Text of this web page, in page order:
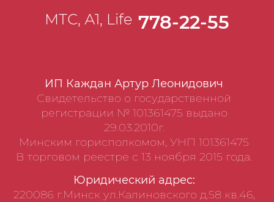
ИП Каждан Артур Леонидович
Свидетельство о государственной
регистрации № 101361475 выдано
29.03.2010г.
Минским горисполкомом, УНП 101361475
В торговом реестре с 13 ноября 2015 года.
Юридический адрес:
220086 г.Минск ул.Калиновского д.58 кв.46,
МТС, А1, Life 778-22-55